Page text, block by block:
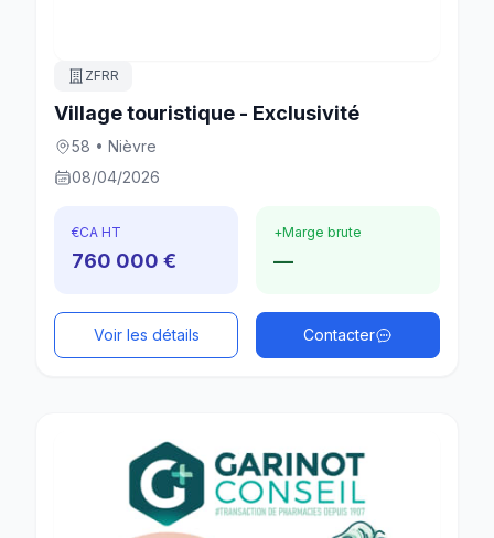
ZFRR
Village touristique - Exclusivité
58 • Nièvre
08/04/2026
€CA HT
760 000 €
+Marge brute
—
Voir les détails Contacter